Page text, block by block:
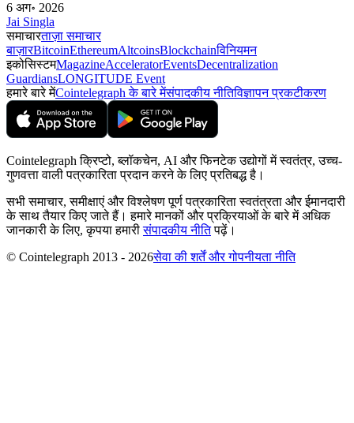
6 अग॰ 2026
Jai Singla
समाचारताज़ा समाचार
बाज़ारBitcoinEthereumAltcoinsBlockchainविनियमन
इकोसिस्टमMagazineAcceleratorEventsDecentralization
GuardiansLONGITUDE Event
हमारे बारे मेंCointelegraph के बारे मेंसंपादकीय नीतिविज्ञापन प्रकटीकरण
Cointelegraph क्रिप्टो, ब्लॉकचेन, AI और फिनटेक उद्योगों में स्वतंत्र, उच्च-
गुणवत्ता वाली पत्रकारिता प्रदान करने के लिए प्रतिबद्ध है।
सभी समाचार, समीक्षाएं और विश्लेषण पूर्ण पत्रकारिता स्वतंत्रता और ईमानदारी
के साथ तैयार किए जाते हैं। हमारे मानकों और प्रक्रियाओं के बारे में अधिक
जानकारी के लिए, कृपया हमारीसंपादकीय नीतिपढ़ें।
© Cointelegraph 2013 - 2026सेवा की शर्तें और गोपनीयता नीति